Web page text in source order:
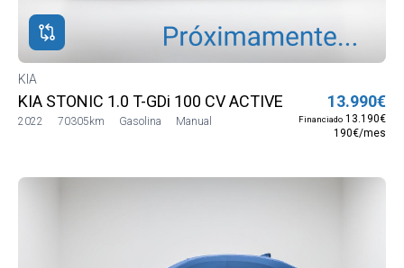
KIA
KIA STONIC 1.0 T-GDi 100 CV ACTIVE
2022 70305km Gasolina Manual
13.990€
Financiado 13.190€
190€/mes